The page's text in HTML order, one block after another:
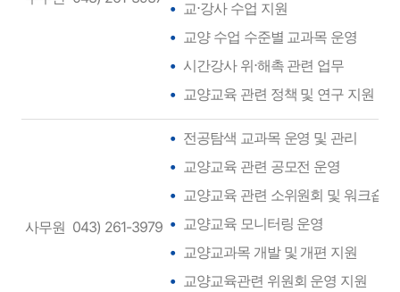
교⋅강사 수업 지원
교양 수업 수준별 교과목 운영
시간강사 위⋅해촉 관련 업무
교양교육 관련 정책 및 연구 지원
사무원 043) 261-3979
전공탐색 교과목 운영 및 관리
교양교육 관련 공모전 운영
교양교육 관련 소위원회 및 워크숍
교양교육 모니터링 운영
교양교과목 개발 및 개편 지원
교양교육관련 위원회 운영 지원